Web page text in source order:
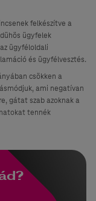
felkészítve a
ügyfelek
ügyféloldali
és ügyfélvesztés.
csökken a
ami negatívan
gátat szab azoknak a
tennék